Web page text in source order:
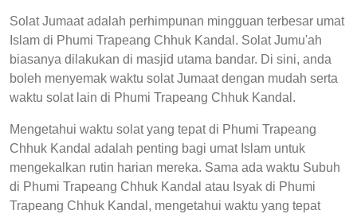
Solat Jumaat adalah perhimpunan mingguan terbesar umat
Islam di Phumi Trapeang Chhuk Kandal. Solat Jumu'ah
biasanya dilakukan di masjid utama bandar. Di sini, anda
boleh menyemak waktu solat Jumaat dengan mudah serta
waktu solat lain di Phumi Trapeang Chhuk Kandal.
Mengetahui waktu solat yang tepat di Phumi Trapeang
Chhuk Kandal adalah penting bagi umat Islam untuk
mengekalkan rutin harian mereka. Sama ada waktu Subuh
di Phumi Trapeang Chhuk Kandal atau Isyak di Phumi
Trapeang Chhuk Kandal, mengetahui waktu yang tepat